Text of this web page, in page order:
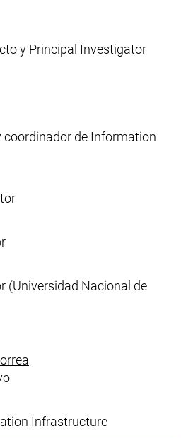
y Principal Investigator
de Information
(Universidad Nacional de
abre una nueva ventana)
Infrastructure